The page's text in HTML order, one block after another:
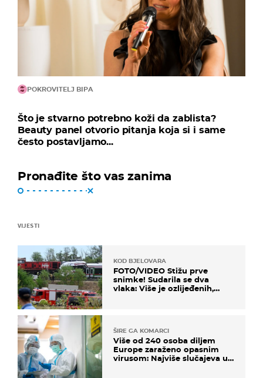
POKROVITELJ BIPA
Što je stvarno potrebno koži da zablista?
Beauty panel otvorio pitanja koja si i same
često postavljamo...
Pronađite što vas zanima
VIJESTI
KOD BJELOVARA
FOTO/VIDEO Stižu prve
snimke! Sudarila se dva
vlaka: Više je ozlijeđenih,
ŠIRE GA KOMARCI
Više od 240 osoba diljem
Europe zaraženo opasnim
virusom: Najviše slučajeva u